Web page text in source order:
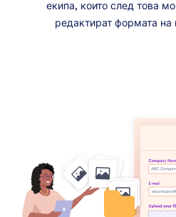
екипа, които след това
редактират формата на